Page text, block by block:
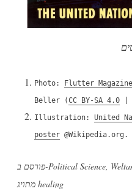
Photo: Flutter
Beller (CC BY-SA 4.0 |
Illustration: United
poster @Wikipedia.org.
פורסם ב-Political Science,
healing